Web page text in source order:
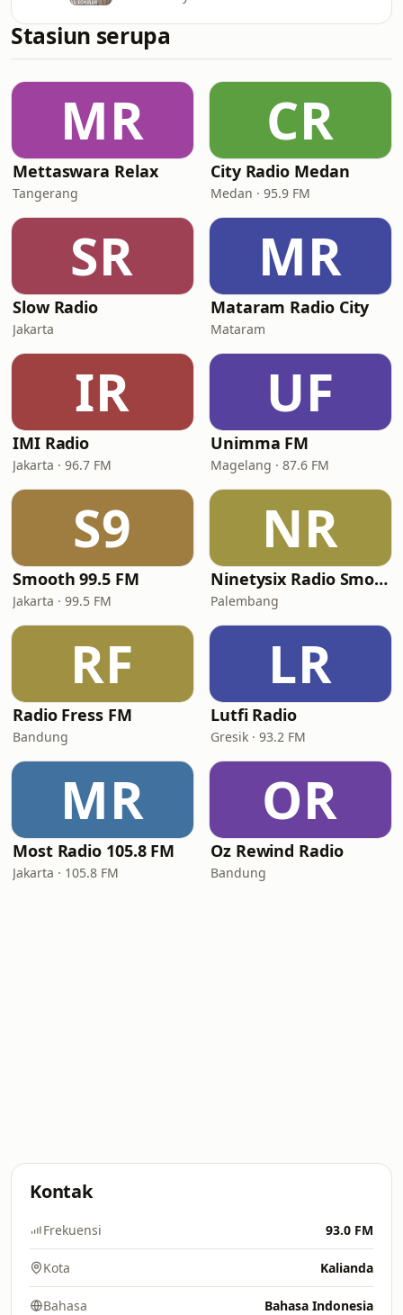
Stasiun serupa
MR
Mettaswara Relax
Tangerang
CR
City Radio Medan
Medan · 95.9 FM
SR
Slow Radio
Jakarta
MR
Mataram Radio City
Mataram
IR
IMI Radio
Jakarta · 96.7 FM
UF
Unimma FM
Magelang · 87.6 FM
S9
Smooth 99.5 FM
Jakarta · 99.5 FM
NR
Ninetysix Radio Smooth Song
Palembang
RF
Radio Fress FM
Bandung
LR
Lutfi Radio
Gresik · 93.2 FM
MR
Most Radio 105.8 FM
Jakarta · 105.8 FM
OR
Oz Rewind Radio
Bandung
Kontak
Frekuensi 93.0 FM
Kota Kalianda
Bahasa Bahasa Indonesia